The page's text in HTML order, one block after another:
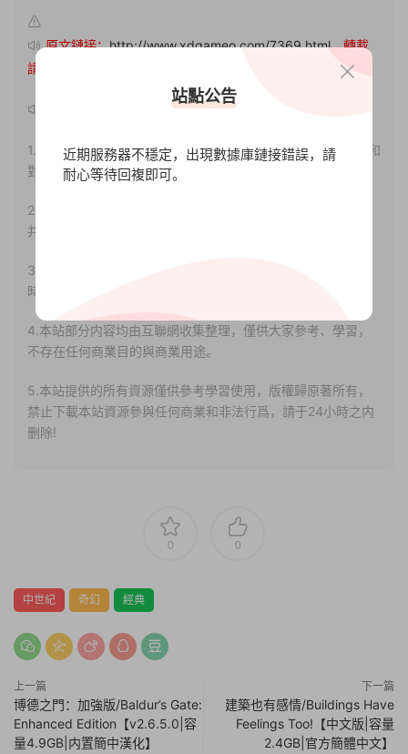
原文鏈接：http://www.xdgameo.com/7369.html，轉載
請注明出處。
1.本站部分内容轉載自其它媒體，但并不代表本站贊同其觀點和
對其真實性負責。
2.若您需要商業運營或用于其他商業活動，請您購買正版授權
并合法使用。
3.如果本站有侵犯、不妥之處的資源，請聯系我們。将會第一
時間解決！
4.本站部分内容均由互聯網收集整理，僅供大家參考、學習，
不存在任何商業目的與商業用途。
5.本站提供的所有資源僅供參考學習使用，版權歸原著所有，
禁止下載本站資源參與任何商業和非法行爲，請于24小時之内
删除!
0 0
中世紀 奇幻 經典
上一篇
博德之門：加強版/Baldur’s Gate:
Enhanced Edition【v2.6.5.0|容
量4.9GB|内置簡中漢化】
下一篇
建築也有感情/Buildings Have
Feelings Too!【中文版|容量
2.4GB|官方簡體中文】
站點公告
近期服務器不穩定，出現數據庫鏈接錯誤，請
耐心等待回複即可。